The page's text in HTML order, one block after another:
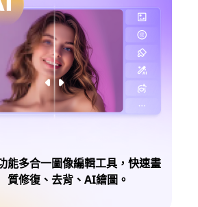
能多合一圖像編輯工具，快速畫
質修復、去背、AI繪圖。